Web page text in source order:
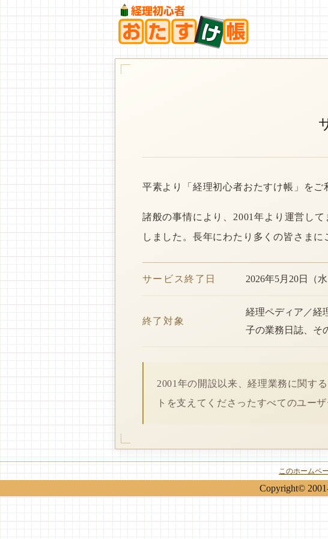
平素より「経理初心者おたすけ帳」をご
諸般の事情により、2001年より運営し
しました。長年にわたり多くの皆さま
サービス終了日 2026年5月20日（水
終了対象
経理ペディア／経
子の業務日誌、そ
2001年の開設以来、経理業務に関す
トを支えてくださったすべてのユー
このホームペ
Copyright©